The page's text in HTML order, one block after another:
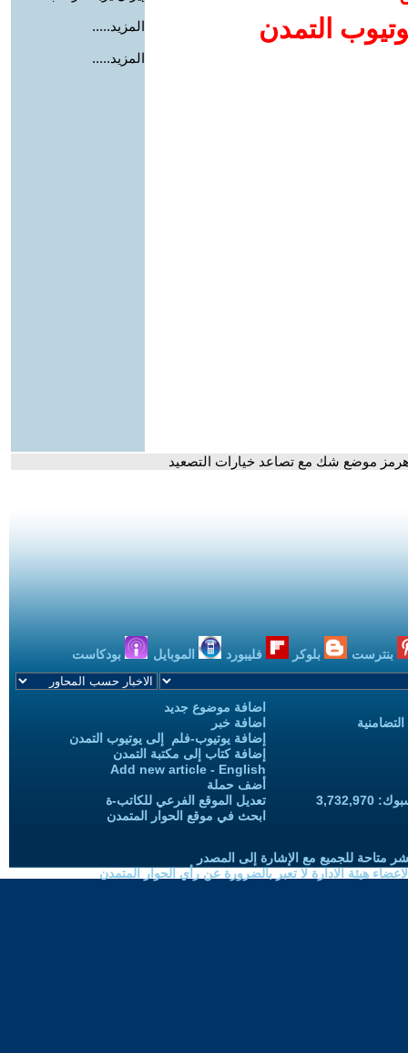
التمدن
المزيد.....
المزيد.....
موضع شك مع تصاعد خيارات التصعيد
بنترست بلوكر فليبورد الموبايل بودكاست
اضافة موضوع جديد
اضافة خبر
إضافة يوتيوب-فلم إلى يوتيوب التمدن
إضافة كتاب إلى مكتبة التمدن
Add new article - English
أضف حملة
تعديل الموقع الفرعي للكاتب-ة
ابحث في موقع الحوار المتمدن
متاحة للجميع مع الإشارة إلى المصدر
هيئة الادارة لا تعبر بالضرورة عن رأي الحوار المتمدن